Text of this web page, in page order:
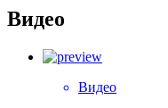
Видео
Видео